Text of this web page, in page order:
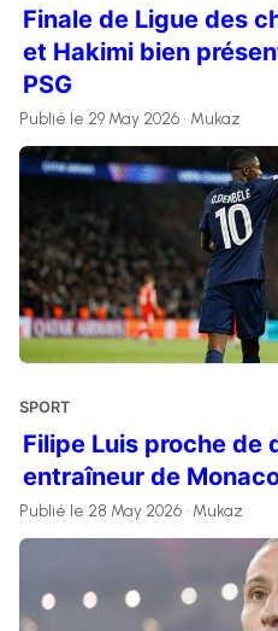
Finale de Ligue des
et Hakimi bien
PSG
Publié le 29 May 2026 • Mukaz
SPORT
Filipe Luis proche de
entraîneur de
Publié le 28 May 2026 • Mukaz